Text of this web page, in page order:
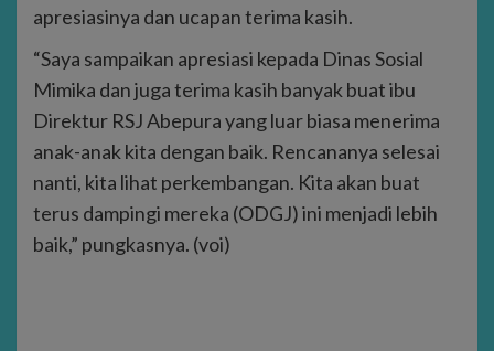
apresiasinya dan ucapan terima kasih.
“Saya sampaikan apresiasi kepada Dinas Sosial
Mimika dan juga terima kasih banyak buat ibu
Direktur RSJ Abepura yang luar biasa menerima
anak-anak kita dengan baik. Rencananya selesai
nanti, kita lihat perkembangan. Kita akan buat
terus dampingi mereka (ODGJ) ini menjadi lebih
baik,” pungkasnya. (voi)